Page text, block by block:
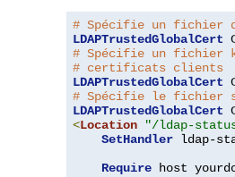
# Spécifie un fichier
LDAPTrustedGlobalCert
# Spécifie un fichier
# certificats clients
LDAPTrustedGlobalCert
# Spécifie le fichier
LDAPTrustedGlobalCert
<Location "/ldap-
SetHandler ldap-
Require host